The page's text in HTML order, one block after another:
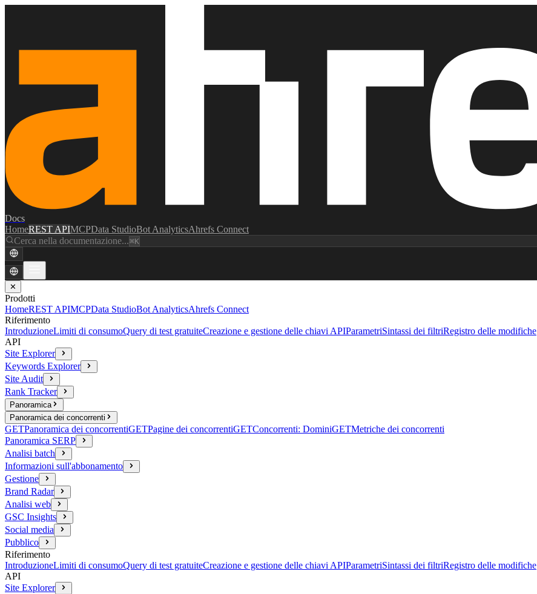
Docs
HomeREST APIMCPData StudioBot AnalyticsAhrefs Connect
Cerca nella documentazione...⌘K
✕
Prodotti
HomeREST APIMCPData StudioBot AnalyticsAhrefs Connect
Riferimento
IntroduzioneLimiti di consumoQuery di test gratuiteCreazione e gestione delle chiavi APIParametriSintassi dei filtriRegistro delle modifiche
API
Site Explorer
Keywords Explorer
Site Audit
Rank Tracker
Panoramica
Panoramica dei concorrenti
GETPanoramica dei concorrentiGETPagine dei concorrentiGETConcorrenti: DominiGETMetriche dei concorrenti
Panoramica SERP
Analisi batch
Informazioni sull'abbonamento
Gestione
Brand Radar
Analisi web
GSC Insights
Social media
Pubblico
Riferimento
IntroduzioneLimiti di consumoQuery di test gratuiteCreazione e gestione delle chiavi APIParametriSintassi dei filtriRegistro delle modifiche
API
Site Explorer